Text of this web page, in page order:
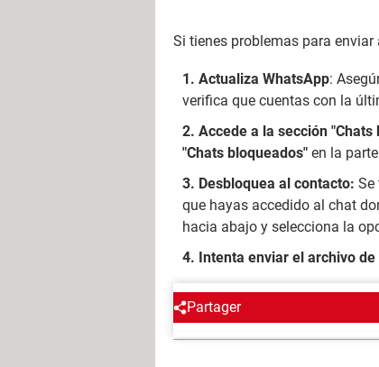
Si tienes problemas para enviar
Actualiza WhatsApp:
verifica que cuentas con la
Accede a la sección "Chats
"Chats bloqueados" en la
Desbloquea al contacto: Se
que hayas accedido al chat
hacia abajo y selecciona la
Intenta enviar el archivo de
Partager